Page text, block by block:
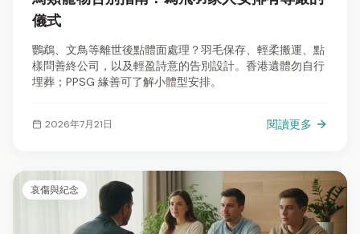
儀式
鸚鵡、文鳥等離世後點體面處理？羽毛保存、輕柔搬運、點
樣問善終公司，以及輕盈詩意的告別設計。香港遺體勿自行
埋葬；PPSG 緣善可了解小體型安排。
2026年7月21日 閱讀更多
哀傷與紀念